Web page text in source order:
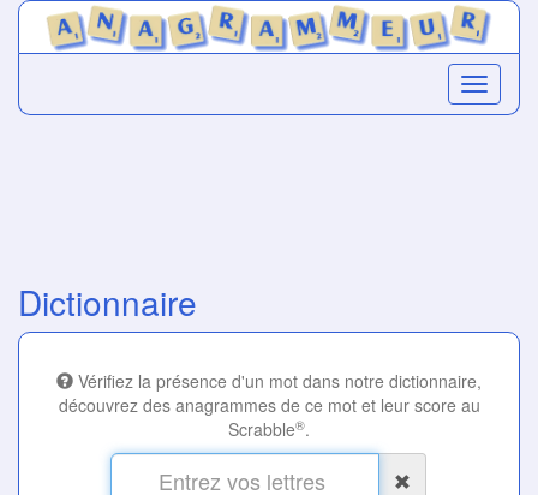
Dictionnaire
Vérifiez la présence d'un mot dans notre dictionnaire,
découvrez des anagrammes de ce mot et leur score au
Scrabble®.